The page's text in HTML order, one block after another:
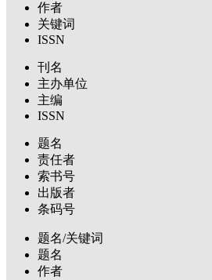
作者
关键词
ISSN
刊名
主办单位
主编
ISSN
题名
责任者
索书号
出版者
条码号
题名/关键词
题名
作者